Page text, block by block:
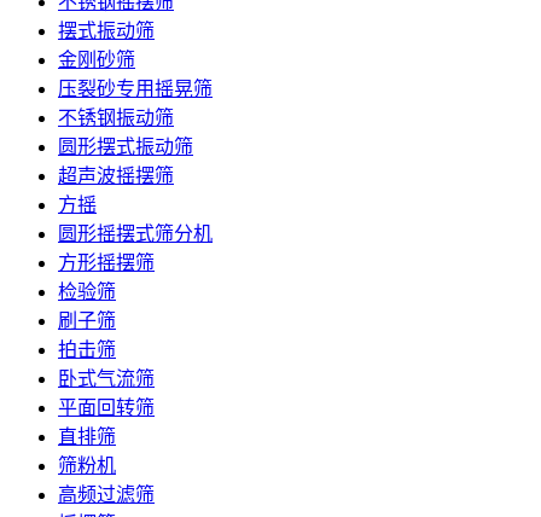
摆式振动筛
金刚砂筛
压裂砂专用摇晃筛
不锈钢振动筛
圆形摆式振动筛
超声波摇摆筛
方摇
圆形摇摆式筛分机
方形摇摆筛
检验筛
刷子筛
拍击筛
卧式气流筛
平面回转筛
直排筛
筛粉机
高频过滤筛